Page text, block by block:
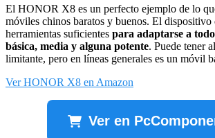
El HONOR X8 es un perfecto ejemplo de lo
móviles chinos baratos y buenos. El dispositivo
herramientas suficientes para adaptarse a
básica, media y alguna potente. Puede tener
limitante, pero en líneas generales es un móvil
Ver HONOR X8 en Amazon
Ver en